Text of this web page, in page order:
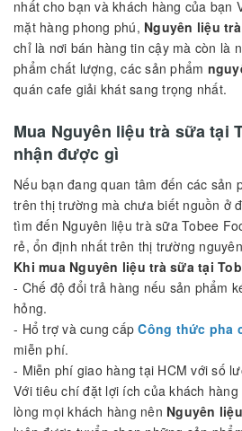
nguyên liệu trà sữachuẩn, giá tốt
Chúng tôi cung cấp nguyên liệu
Bạn không cần đến nhiều địa điểm
hàng của bạn. Bạn sẽ tìm thấy tất cả
chúng tôi. Từ những dòng trà ngon
trân châu thơm ngon, các dòng bột
loại siro từ nhưng thương hiệu lớn đều
chúng tôi, Cam kết đam bảo hàng
cung cấp đến tay bạn.
Chúng tôi cam kết mang lại những
nhất cho bạn và khách hàng của bạn
mặt hàng phong phú, Nguyên liệu
chỉ là nơi bán hàng tin cậy mà còn là
phẩm chất lượng, các sản phẩm
quán cafe giải khát sang trọng nhất.
Mua Nguyên liệu trà sữa tại
nhận được gì